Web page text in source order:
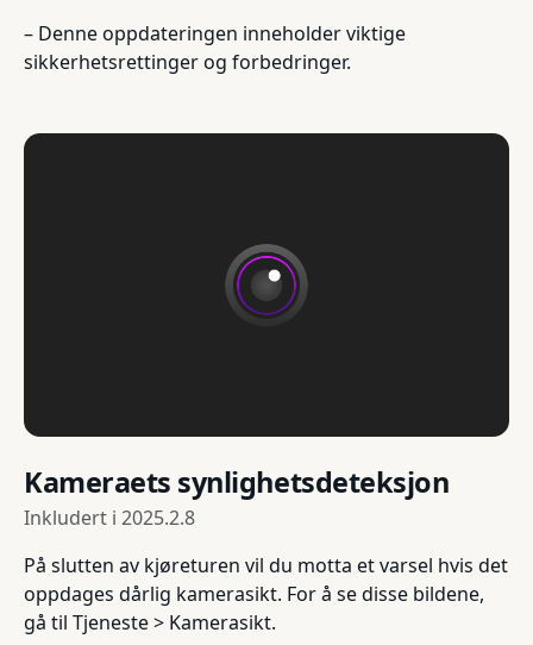
– Denne oppdateringen inneholder viktige
sikkerhetsrettinger og forbedringer.
Kameraets synlighetsdeteksjon
Inkludert i 2025.2.8
På slutten av kjøreturen vil du motta et varsel hvis det
oppdages dårlig kamerasikt. For å se disse bildene,
gå til Tjeneste > Kamerasikt.